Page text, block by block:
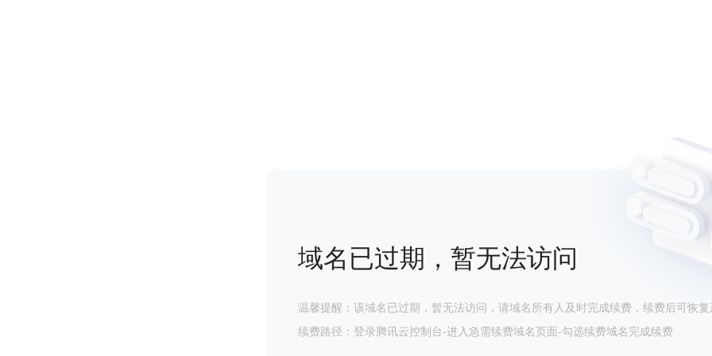
域名已过期，暂无法访问
温馨提醒：该域名已过期，暂无法访问，请域名所有人及时完成续费，续费后可恢复
续费路径：登录腾讯云控制台-进入急需续费域名页面-勾选续费域名完成续费